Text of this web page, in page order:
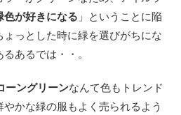
色が好きになる 」ということに陥
っとした時に緑を選びがちにな
あるでは・・。
ーングリーンなんて色もトレンド
かな緑の服もよく売られるよう